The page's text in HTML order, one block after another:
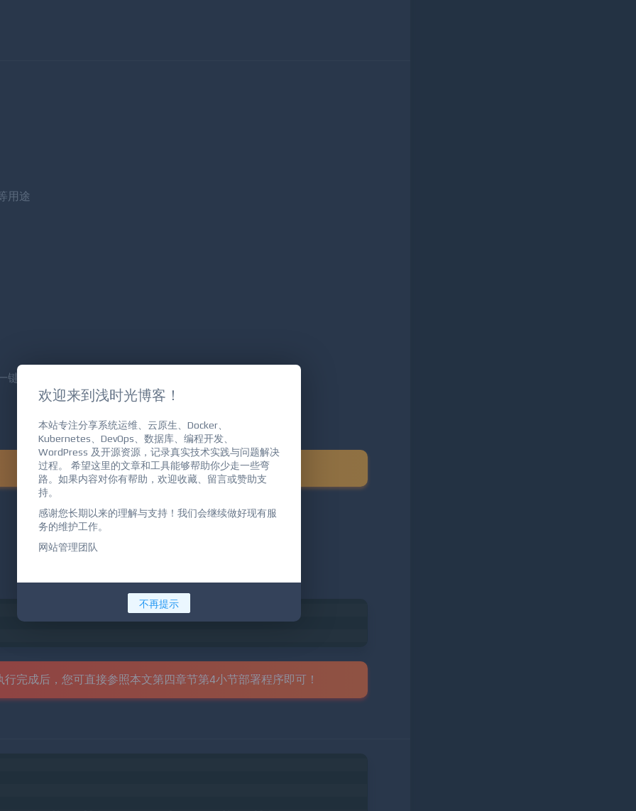
键安装
行完成后，您可直接参照本文第四章节第4小节部署程序即可！
欢迎来到浅时光博客！
本站专注分享系统运维、云原生、Docker、
Kubernetes、DevOps、数据库、编程开发、
WordPress 及开源资源，记录真实技术实践与问题解决
过程。 希望这里的文章和工具能够帮助你少走一些弯
路。如果内容对你有帮助，欢迎收藏、留言或赞助支
持。
感谢您长期以来的理解与支持！我们会继续做好现有服
务的维护工作。
网站管理团队
不再提示